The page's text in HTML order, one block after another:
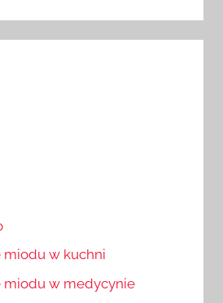
miodu w kuchni
miodu w medycynie